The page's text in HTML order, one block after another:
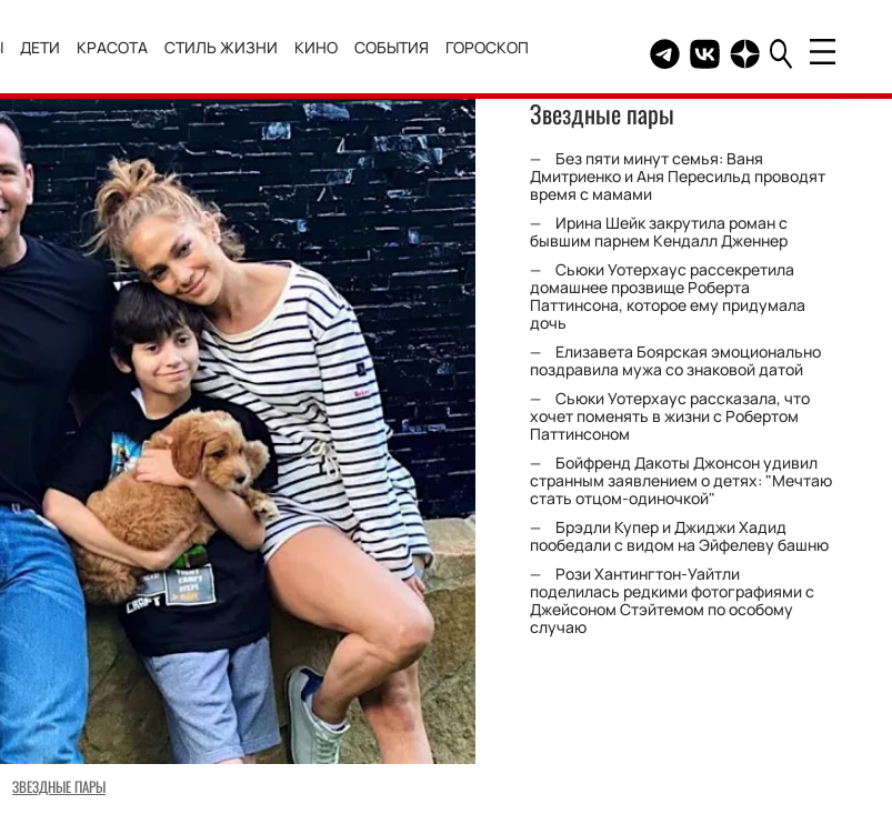
ДЕТИ КРАСОТА СТИЛЬ ЖИЗНИ КИНО СОБЫТИЯ ГОРОСКОП Telegram канал HELLO
Группа HELLO
Канал HELLO в
ЗВЕЗДНЫЕ ПАРЫ
Звездные пары
Без пяти минут семья: Ваня
Дмитриенко и Аня Пересильд проводят
время с мамами
Ирина Шейк закрутила роман с
бывшим парнем Кендалл Дженнер
Сьюки Уотерхаус рассекретила
домашнее прозвище Роберта
Паттинсона, которое ему придумала
дочь
Елизавета Боярская эмоционально
поздравила мужа со знаковой датой
Сьюки Уотерхаус рассказала, что
хочет поменять в жизни с Робертом
Паттинсоном
Бойфренд Дакоты Джонсон удивил
странным заявлением о детях: "Мечтаю
стать отцом-одиночкой"
Брэдли Купер и Джиджи Хадид
пообедали с видом на Эйфелеву башню
Рози Хантингтон-Уайтли
поделилась редкими фотографиями с
Джейсоном Стэйтемом по особому
случаю